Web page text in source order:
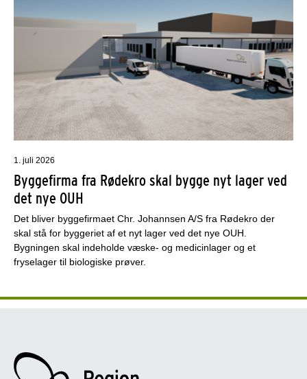
1. juli 2026
Byggefirma fra Rødekro skal bygge nyt lager ved
det nye OUH
Det bliver byggefirmaet Chr. Johannsen A/S fra Rødekro der
skal stå for byggeriet af et nyt lager ved det nye OUH.
Bygningen skal indeholde væske- og medicinlager og et
fryselager til biologiske prøver.